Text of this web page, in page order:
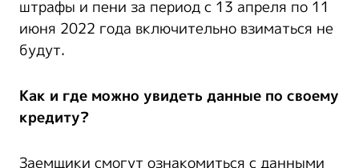
штрафы и пени за период с 13 апреля по 11
июня 2022 года включительно взиматься не
будут.
Как и где можно увидеть данные по своему
кредиту?
Заемщики смогут ознакомиться с данными